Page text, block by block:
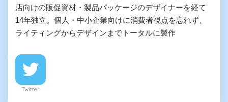
店向けの販促資材・製品パッケージのデザイナーを経て
14年独立。個人・中小企業向けに消費者視点を忘れず、
ライティングからデザインまでトータルに製作
Twitter